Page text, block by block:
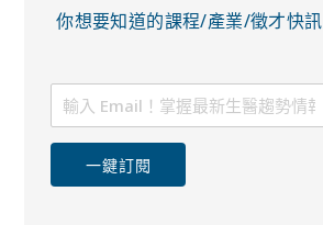
你想要知道的課程/產業/徵才快訊
一鍵訂閱